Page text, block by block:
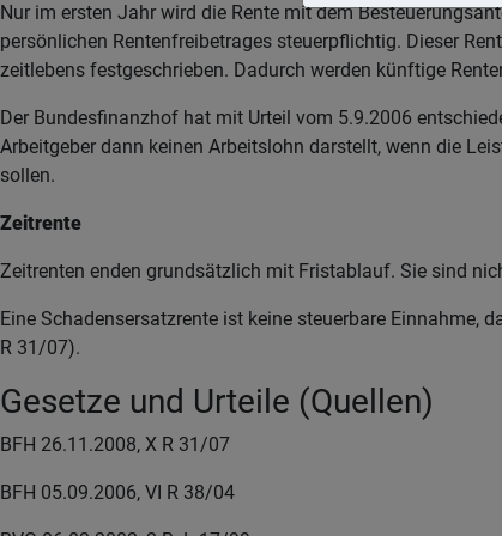
Nur im ersten Jahr wird die Rente mit dem
persönlichen Rentenfreibetrages steuerpflichtig. Dieser
zeitlebens festgeschrieben. Dadurch werden künftige
Der Bundesfinanzhof hat mit Urteil vom 5.9.2006
Arbeitgeber dann keinen Arbeitslohn darstellt, wenn die
sollen.
Zeitrente
Zeitrenten enden grundsätzlich mit Fristablauf. Sie sind
Eine Schadensersatzrente ist keine steuerbare Einnahme,
R 31/07).
Gesetze und Urteile (Quellen)
BFH 26.11.2008, X R 31/07
BFH 05.09.2006, VI R 38/04